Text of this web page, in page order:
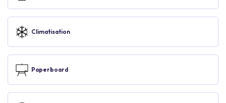
Climatisation
Paperboard